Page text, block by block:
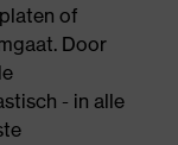
of
Door
- in alle